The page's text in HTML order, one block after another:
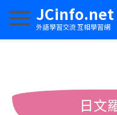
JCinfo.net
外語學習交流 互相學習網
切換導航
日文